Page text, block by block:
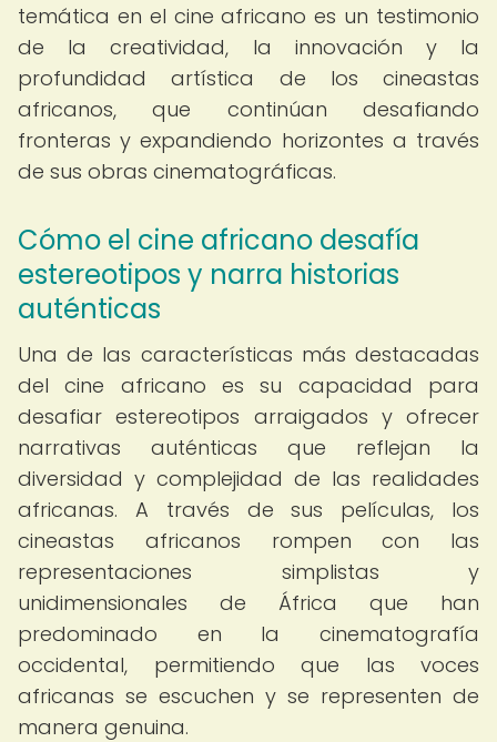
temática en el cine africano es un testimonio
de la creatividad, la innovación y la
profundidad artística de los cineastas
africanos, que continúan desafiando
fronteras y expandiendo horizontes a través
de sus obras cinematográficas.
Cómo el cine africano desafía
estereotipos y narra historias
auténticas
Una de las características más destacadas
del cine africano es su capacidad para
desafiar estereotipos arraigados y ofrecer
narrativas auténticas que reflejan la
diversidad y complejidad de las realidades
africanas. A través de sus películas, los
cineastas africanos rompen con las
representaciones simplistas y
unidimensionales de África que han
predominado en la cinematografía
occidental, permitiendo que las voces
africanas se escuchen y se representen de
manera genuina.